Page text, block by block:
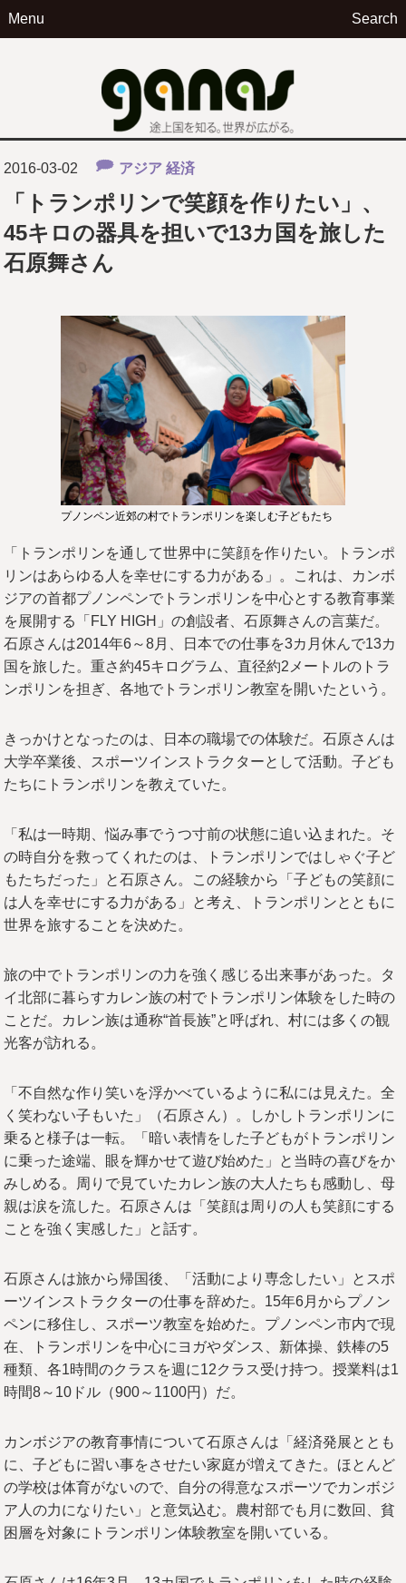
Menu Search
2016-03-02 アジア 経済
「トランポリンで笑顔を作りたい」、
45キロの器具を担いで13カ国を旅した
石原舞さん
プノンペン近郊の村でトランポリンを楽しむ子どもたち
「トランポリンを通して世界中に笑顔を作りたい。トランポ
リンはあらゆる人を幸せにする力がある」。これは、カンボ
ジアの首都プノンペンでトランポリンを中心とする教育事業
を展開する「FLY HIGH」の創設者、石原舞さんの言葉だ。
石原さんは2014年6～8月、日本での仕事を3カ月休んで13カ
国を旅した。重さ約45キログラム、直径約2メートルのトラ
ンポリンを担ぎ、各地でトランポリン教室を開いたという。
きっかけとなったのは、日本の職場での体験だ。石原さんは
大学卒業後、スポーツインストラクターとして活動。子ども
たちにトランポリンを教えていた。
「私は一時期、悩み事でうつ寸前の状態に追い込まれた。そ
の時自分を救ってくれたのは、トランポリンではしゃぐ子ど
もたちだった」と石原さん。この経験から「子どもの笑顔に
は人を幸せにする力がある」と考え、トランポリンとともに
世界を旅することを決めた。
旅の中でトランポリンの力を強く感じる出来事があった。タ
イ北部に暮らすカレン族の村でトランポリン体験をした時の
ことだ。カレン族は通称“首長族”と呼ばれ、村には多くの観
光客が訪れる。
「不自然な作り笑いを浮かべているように私には見えた。全
く笑わない子もいた」（石原さん）。しかしトランポリンに
乗ると様子は一転。「暗い表情をした子どもがトランポリン
に乗った途端、眼を輝かせて遊び始めた」と当時の喜びをか
みしめる。周りで見ていたカレン族の大人たちも感動し、母
親は涙を流した。石原さんは「笑顔は周りの人も笑顔にする
ことを強く実感した」と話す。
石原さんは旅から帰国後、「活動により専念したい」とスポ
ーツインストラクターの仕事を辞めた。15年6月からプノン
ペンに移住し、スポーツ教室を始めた。プノンペン市内で現
在、トランポリンを中心にヨガやダンス、新体操、鉄棒の5
種類、各1時間のクラスを週に12クラス受け持つ。授業料は1
時間8～10ドル（900～1100円）だ。
カンボジアの教育事情について石原さんは「経済発展ととも
に、子どもに習い事をさせたい家庭が増えてきた。ほとんど
の学校は体育がないので、自分の得意なスポーツでカンボジ
ア人の力になりたい」と意気込む。農村部でも月に数回、貧
困層を対象にトランポリン体験教室を開いている。